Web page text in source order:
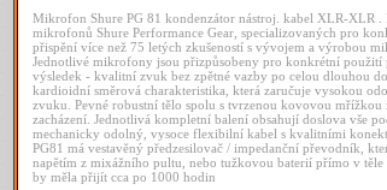
Mikrofon Shure PG 81 kondenzátor nástroj. kabel XLR-XLR
mikrofonů Shure Performance Gear, specializovaných pro
přispění více než 75 letých zkušeností s vývojem a výrobou
Jednotlivé mikrofony jsou přizpůsobeny pro konkrétní
výsledek - kvalitní zvuk bez zpětné vazby po celou dlouhou
kardioidní směrová charakteristika, která zaručuje vysokou
zvuku. Pevné robustní tělo spolu s tvrzenou kovovou
zacházení. Jednotlivá kompletní balení obsahují doslova vše
mechanicky odolný, vysoce flexibilní kabel s kvalitními
PG81 má vestavěný předzesilovač / impedanční převodník,
napětím z mixážního pultu, nebo tužkovou baterií přímo v
by měla přijít cca po 1000 hodin